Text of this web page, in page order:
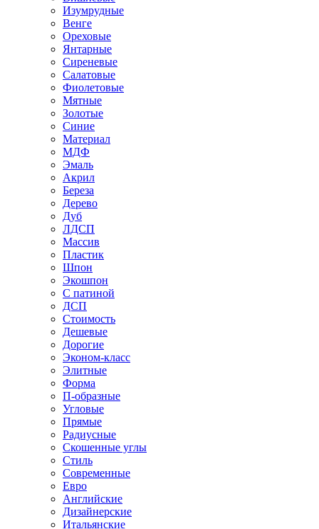
Изумрудные
Венге
Ореховые
Янтарные
Сиреневые
Салатовые
Фиолетовые
Мятные
Золотые
Синие
Материал
МДФ
Эмаль
Акрил
Береза
Дерево
Дуб
ЛДСП
Массив
Пластик
Шпон
Экошпон
С патиной
ДСП
Стоимость
Дешевые
Дорогие
Эконом-класс
Элитные
Форма
П-образные
Угловые
Прямые
Радиусные
Скошенные углы
Стиль
Современные
Евро
Английские
Дизайнерские
Итальянские